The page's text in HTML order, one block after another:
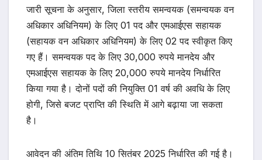
जारी सूचना के अनुसार, जिला स्तरीय समन्वयक (समन्वयक वन
अधिकार अधिनियम) के लिए 01 पद और एमआईएस सहायक
(सहायक वन अधिकार अधिनियम) के लिए 02 पद स्वीकृत किए
गए हैं। समन्वयक पद के लिए 30,000 रुपये मानदेय और
एमआईएस सहायक के लिए 20,000 रुपये मानदेय निर्धारित
किया गया है। दोनों पदों की नियुक्ति 01 वर्ष की अवधि के लिए
होगी, जिसे बजट प्राप्ति की स्थिति में आगे बढ़ाया जा सकता
है।
आवेदन की अंतिम तिथि 10 सितंबर 2025 निर्धारित की गई है।